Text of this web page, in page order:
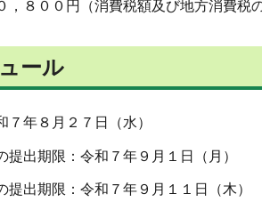
８００円（消費税額及び地方消費税
ール
年８月２７日（水）
出期限：令和７年９月１日（月）
出期限：令和７年９月１１日（木）